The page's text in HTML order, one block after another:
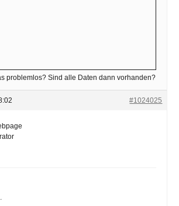
problemlos? Sind alle Daten dann vorhanden?
#1024025